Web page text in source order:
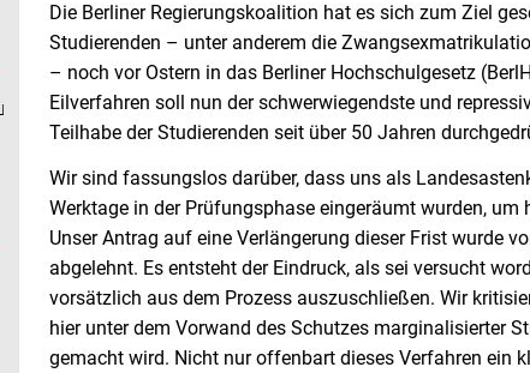
Die Berliner Regierungskoalition hat es sich zum Ziel
Studierenden – unter anderem die
– noch vor Ostern in das Berliner Hochschulgesetz
Eilverfahren soll nun der schwerwiegendste und
Teilhabe der Studierenden seit über 50 Jahren
Wir sind fassungslos darüber, dass uns als
Werktage in der Prüfungsphase eingeräumt wurden, um
Unser Antrag auf eine Verlängerung dieser Frist wurde
abgelehnt. Es entsteht der Eindruck, als sei versucht
vorsätzlich aus dem Prozess auszuschließen. Wir
hier unter dem Vorwand des Schutzes marginalisierter
gemacht wird. Nicht nur offenbart dieses Verfahren ein